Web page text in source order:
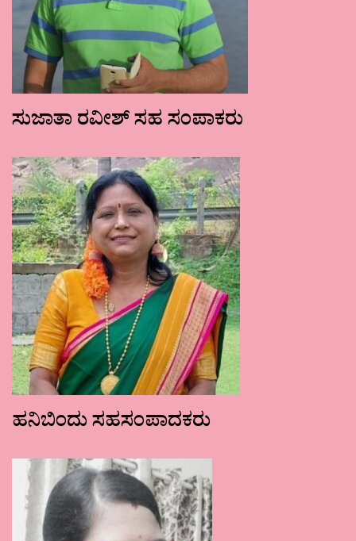
ಸುಜಾತಾ ರವೀಶ್ ಸಹ ಸಂಪಾಕರು
ಹನಿಬಿಂದು ಸಹಸಂಪಾದಕರು